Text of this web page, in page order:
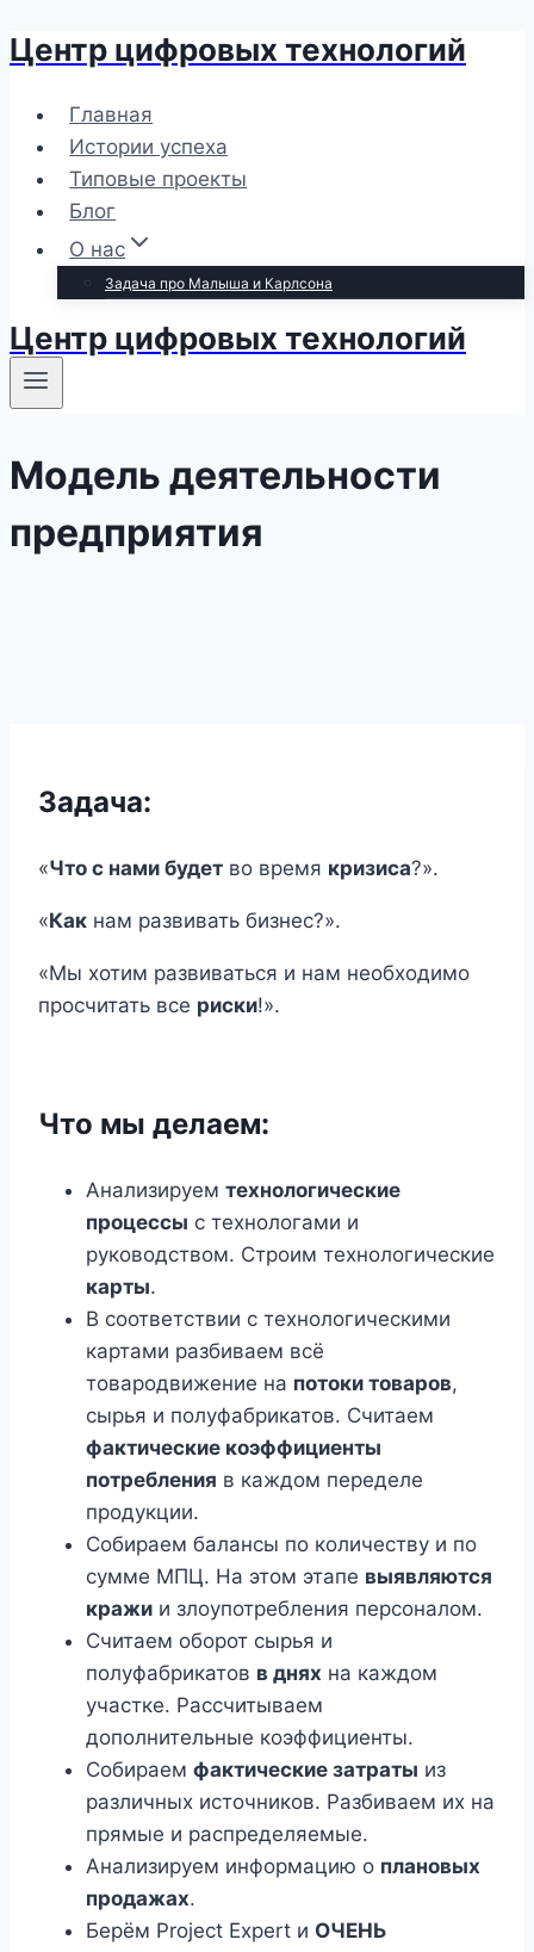
Перейти
содержимому
Центр цифровых технологий
Главная
Истории успеха
Типовые проекты
Блог
О нас
Задача про Малыша и Карлсона
Центр цифровых технологий
Модель деятельности
предприятия
Задача:
«Что с нами будет во время кризиса?».
«Как нам развивать бизнес?».
«Мы хотим развиваться и нам необходимо
просчитать все риски!».
Что мы делаем:
Анализируем технологические
процессы с технологами и
руководством. Строим технологические
карты.
В соответствии с технологическими
картами разбиваем всё
товародвижение на потоки товаров,
сырья и полуфабрикатов. Считаем
фактические коэффициенты
потребления в каждом переделе
продукции.
Собираем балансы по количеству и по
сумме МПЦ. На этом этапе выявляются
кражи и злоупотребления персоналом.
Считаем оборот сырья и
полуфабрикатов в днях на каждом
участке. Рассчитываем
дополнительные коэффициенты.
Собираем фактические затраты из
различных источников. Разбиваем их на
прямые и распределяемые.
Анализируем информацию о плановых
продажах.
Берём Project Expert и ОЧЕНЬ